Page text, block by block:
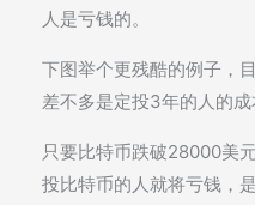
人是亏钱的。
下图举个更残酷的例子，
差不多是定投3年的人的成
只要比特币跌破28000美
投比特币的人就将亏钱，